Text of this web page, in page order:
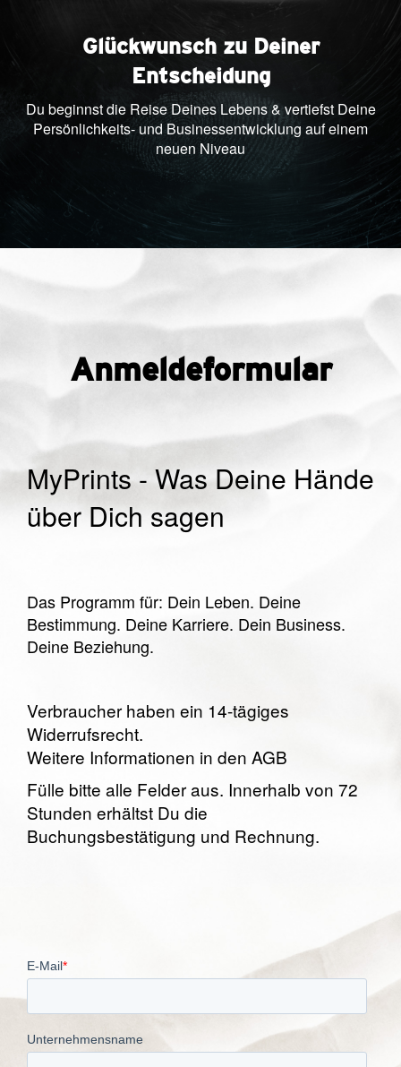
Glückwunsch zu Deiner
Entscheidung
Du beginnst die Reise Deines Lebens & vertiefst Deine
Persönlichkeits- und Businessentwicklung auf einem
neuen Niveau
Anmeldeformular
MyPrints - Was Deine Hände
über Dich sagen
Das Programm für: Dein Leben. Deine
Bestimmung. Deine Karriere. Dein Business.
Deine Beziehung.
Verbraucher haben ein 14-tägiges
Widerrufsrecht.
Weitere Informationen in den AGB
Fülle bitte alle Felder aus. Innerhalb von 72
Stunden erhältst Du die
Buchungsbestätigung und Rechnung.